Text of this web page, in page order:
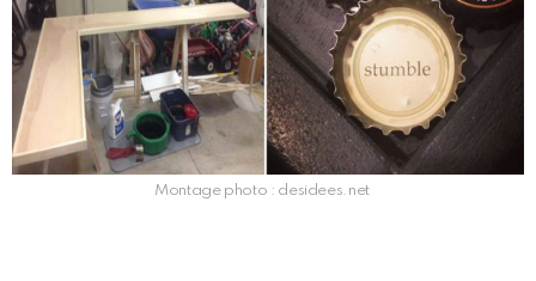
Montage photo : desidees.net